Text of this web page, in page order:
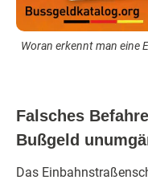
Woran erkennt man eine
Falsches
Bußgeld
Das